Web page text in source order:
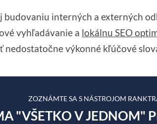
budovaniu interných a externých
vyhľadávanie a lokálnu SEO
výkonné kľúčové
ZOZNÁMTE SA S NÁSTROJOM
"VŠETKO V JEDNOM"